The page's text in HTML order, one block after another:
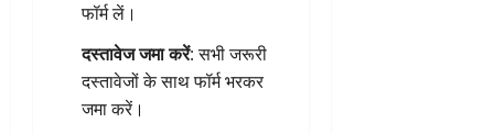
फॉर्म लें।
दस्तावेज जमा करें: सभी जरूरी
दस्तावेजों के साथ फॉर्म भरकर
जमा करें।